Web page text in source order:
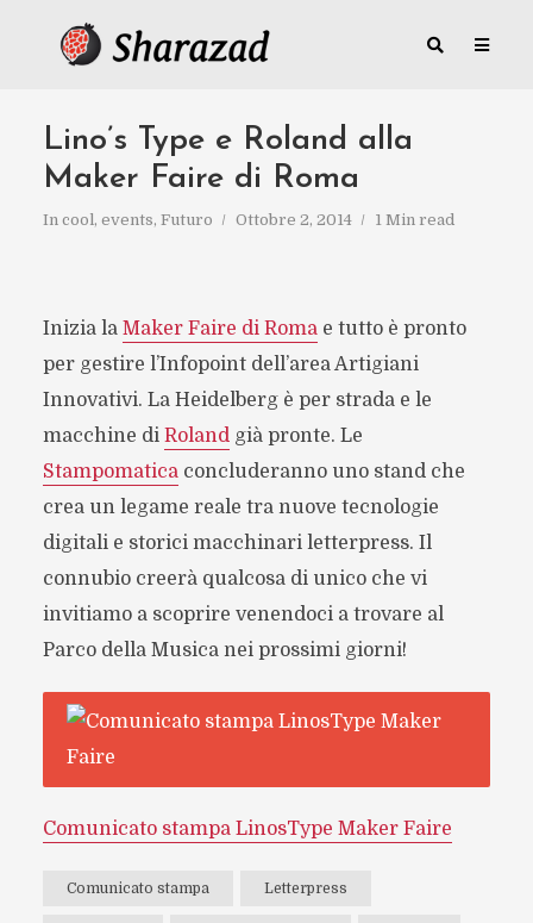
Lino’s Type e Roland alla
Maker Faire di Roma
In cool, events, Futuro Ottobre 2, 2014 1 Min read
Inizia la Maker Faire di Romae tutto è pronto
per gestire l’Infopoint dell’area Artigiani
Innovativi. La Heidelberg è per strada e le
macchine di Rolandgià pronte. Le
Stampomaticaconcluderanno uno stand che
crea un legame reale tra nuove tecnologie
digitali e storici macchinari letterpress. Il
connubio creerà qualcosa di unico che vi
invitiamo a scoprire venendoci a trovare al
Parco della Musica nei prossimi giorni!
Comunicato stampa LinosType Maker Faire
Comunicato stampa Letterpress